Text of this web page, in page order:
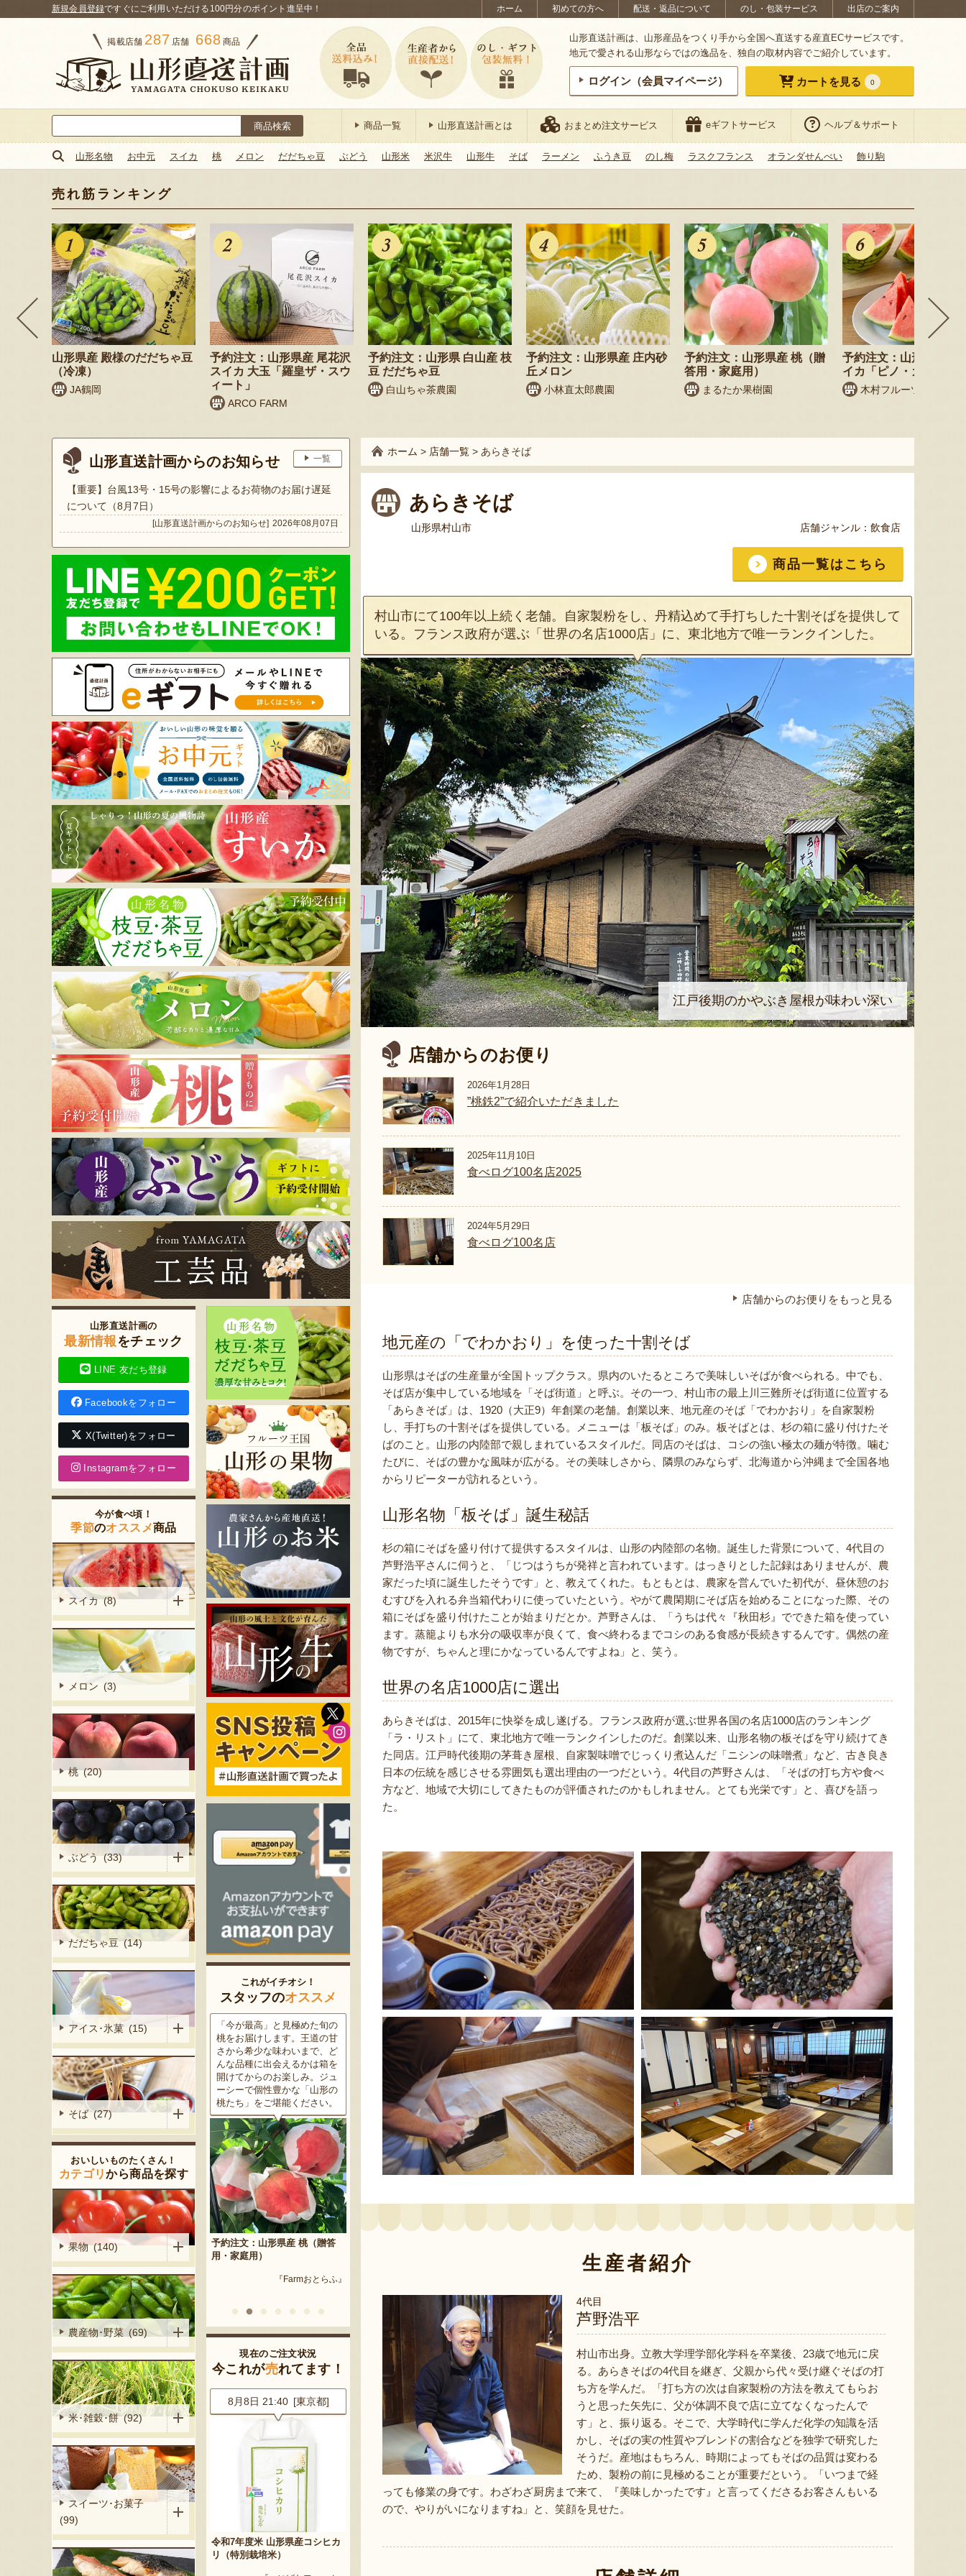
ホーム 初めての方へ 配送・返品について のし・包装サービス 出店のご案内
新規会員登録ですぐにご利用いただける100円分のポイント進呈中！
掲載店舗 287 店舗 668 商品
山形直送計画は、山形産品をつくり手から全国へ直送する産直ECサービスです。
地元で愛される山形ならではの逸品を、独自の取材内容でご紹介しています。
ログイン（会員マイページ） カートを見る 0
索:
商品一覧 山形直送計画とは おまとめ注文サービス eギフトサービス ヘルプ＆サポート
山形名物 お中元 スイカ 桃 メロン だだちゃ豆 ぶどう 山形米 米沢牛 山形牛 そば ラーメン ふうき豆 のし梅 ラスクフランス オランダせんべい 飾り駒
売れ筋ランキング
山形県産 殿様のだだちゃ豆
（冷凍）
JA鶴岡
予約注文：山形県産 尾花沢
スイカ 大玉「羅皇ザ・スウ
ィート」
ARCO FARM
予約注文：山形県 白山産 枝
豆 だだちゃ豆
白山ちゃ茶農園
予約注文：山形県産 庄内砂
丘メロン
小林直太郎農園
予約注文：山形県産 桃（贈
答用・家庭用）
まるたか果樹園
予約注文：山形県産 小
イカ「ピノ・ガール」
木村フルーツ
山形直送計画からのお知らせ 一覧
【重要】台風13号・15号の影響によるお荷物のお届け遅延
について（8月7日）
[山形直送計画からのお知らせ] 2026年08月07日
ホーム > 店舗一覧 > あらきそば
あらきそば
山形県村山市 店舗ジャンル： 飲食店
商品一覧はこちら
村山市にて100年以上続く老舗。自家製粉をし、丹精込めて手打ちした十割そばを提供して
いる。フランス政府が選ぶ「世界の名店1000店」に、東北地方で唯一ランクインした。
江戸後期のかやぶき屋根が味わい深い
店舗からのお便り
2026年1月28日
”桃鉄2”で紹介いただきました
2025年11月10日
食べログ100名店2025
2024年5月29日
食べログ100名店
店舗からのお便りをもっと見る
地元産の「でわかおり」を使った十割そば
山形県はそばの生産量が全国トップクラス。県内のいたるところで美味しいそばが食べられる。中でも、
そば店が集中している地域を「そば街道」と呼ぶ。その一つ、村山市の最上川三難所そば街道に位置する
「あらきそば」は、1920（大正9）年創業の老舗。創業以来、地元産のそば「でわかおり」を自家製粉
し、手打ちの十割そばを提供している。メニューは「板そば」のみ。板そばとは、杉の箱に盛り付けたそ
ばのこと。山形の内陸部で親しまれているスタイルだ。同店のそばは、コシの強い極太の麺が特徴。噛む
たびに、そばの豊かな風味が広がる。その美味しさから、隣県のみならず、北海道から沖縄まで全国各地
からリピーターが訪れるという。
山形名物「板そば」誕生秘話
杉の箱にそばを盛り付けて提供するスタイルは、山形の内陸部の名物。誕生した背景について、4代目の
芦野浩平さんに伺うと、「じつはうちが発祥と言われています。はっきりとした記録はありませんが、農
家だった頃に誕生したそうです」と、教えてくれた。もともとは、農家を営んでいた初代が、昼休憩のお
むすびを入れる弁当箱代わりに使っていたという。やがて農閑期にそば店を始めることになった際、その
箱にそばを盛り付けたことが始まりだとか。芦野さんは、「うちは代々『秋田杉』でできた箱を使ってい
ます。蒸籠よりも水分の吸収率が良くて、食べ終わるまでコシのある食感が長続きするんです。偶然の産
物ですが、ちゃんと理にかなっているんですよね」と、笑う。
世界の名店1000店に選出
あらきそばは、2015年に快挙を成し遂げる。フランス政府が選ぶ世界各国の名店1000店のランキング
「ラ・リスト」にて、東北地方で唯一ランクインしたのだ。創業以来、山形名物の板そばを守り続けてき
た同店。江戸時代後期の茅葺き屋根、自家製味噌でじっくり煮込んだ「ニシンの味噌煮」など、古き良き
日本の伝統を感じさせる雰囲気も選出理由の一つだという。4代目の芦野さんは、「そばの打ち方や食べ
方など、地域で大切にしてきたものが評価されたのかもしれません。とても光栄です」と、喜びを語っ
た。
生産者紹介
4代目
芦野浩平
村山市出身。立教大学理学部化学科を卒業後、23歳で地元に戻
る。あらきそばの4代目を継ぎ、父親から代々受け継ぐそばの打
ち方を学んだ。「打ち方の次は自家製粉の方法を教えてもらお
うと思った矢先に、父が体調不良で店に立てなくなったんで
す」と、振り返る。そこで、大学時代に学んだ化学の知識を活
かし、そばの実の性質やブレンドの割合などを独学で研究した
そうだ。産地はもちろん、時期によってもそばの品質は変わる
ため、製粉の前に見極めることが重要だという。「いつまで経
っても修業の身です。わざわざ厨房まで来て、『美味しかったです』と言ってくださるお客さんもいる
ので、やりがいになりますね」と、笑顔を見せた。
山形直送計画の
最新情報をチェック
LINE 友だち登録
Facebookをフォロー
X(Twitter)をフォロー
Instagramをフォロー
今が食べ頃！
季節のオススメ商品
スイカ (8)
メロン (3)
桃 (20)
ぶどう (33)
だだちゃ豆 (14)
アイス･氷菓 (15)
そば (27)
おいしいものたくさん！
カテゴリから商品を探す
果物 (140)
農産物･野菜 (69)
米･雑穀･餅 (92)
スイーツ･お菓子
(99)
これがイチオシ！
スタッフのオススメ
フデザイン』
「今が最高」と見極めた旬の
桃をお届けします。王道の甘
さから希少な味わいまで、ど
んな品種に出会えるかは箱を
開けてからのお楽しみ。ジュ
ーシーで個性豊かな「山形の
桃たち」をご堪能ください。
予約注文：山形県産 桃（贈答
用・家庭用）
『Farmおとらふ』
米沢牛は、非常に厳しい条件
をクリアした最高級のブラン
ド牛。美しいサシ・きめ細か
な肉質・とろける食感・濃厚
な旨味、すべてが抜群です。
高級感のある黒化粧箱入りの
ため、大切な人への贈り物に
どうぞ！
米沢牛
『肉匠えんどう』
三和油脂の看板商品「まいに
ちのこめ油」は、新鮮な国産
の「米ぬか」から作られた食
用油。油特有の臭いやクセが
なく、食材の美味しさを引き
立てます。一度使えば、毎日
使いたくなること間違いなし
です。
果樹栽培が盛んな東根市で育
った「白桃」。あえて大玉で
はなく、美味しさや食感を重
視した「中玉」にこだわって
栽培しています。「陽夏妃」
や「川中島白桃」など、その
時期に旬の品種をお届けしま
す。
予約注文：山形県産 桃（贈答
色とりどりのフルーツがぎゅ
っと詰まった「ミックスゼリ
ー」。色をテーマに、素材の
組み合わせやカットの仕方に
もこだわりました。箱を開け
た瞬間に笑顔になれるゼリー
は、大切な方への贈り物にも
最適。
ミックスゼリー
寒河江市の肥沃な大地で育っ
たスイートコーン「おおも
の」。存在感のある大きさ
と、果物にも負けない濃厚な
甘みが特徴。朝採りをその日
のうちに発送し、鮮度そのま
まにお届けします。
現在のご注文状況
今これが売れてます！
松月堂布川』
8月8日 21:40 [東京都]
令和7年度米 山形県産コシヒカ
リ（特別栽培米）
8月8日 20:42 [兵庫県]
山形県産 尾花沢スイカ 大玉
「羅皇ザ・スウィート」
8月8日 18:50 [徳島県] 8月8日 17:27 [東京都] 8月8日 22:00 [東京都] 8月8日 21:40 [東京都]